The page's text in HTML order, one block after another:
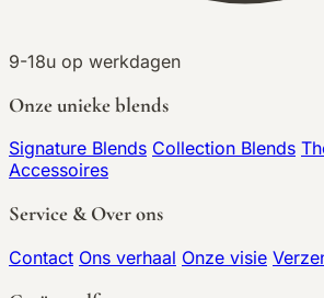
9-18u op werkdagen
Onze unieke blends
Signature Blends Collection Blends
Accessoires
Service & Over ons
Contact Ons verhaal Onze visie